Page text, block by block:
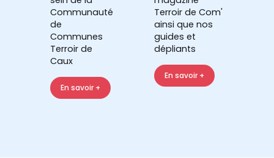
Communauté
de
Communes
Terroir de
Caux
En savoir +
Terroir de Com'
ainsi que nos
guides et
dépliants
En savoir +